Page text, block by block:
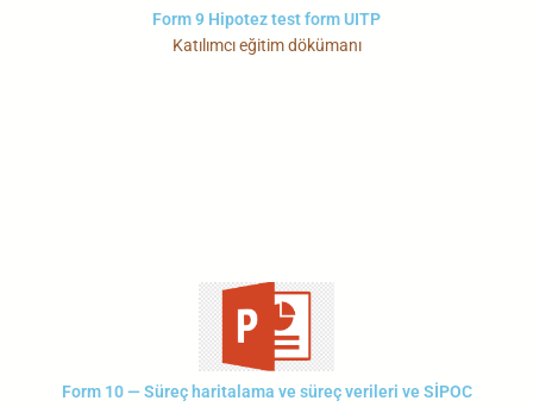
Form 9 Hipotez test form UITP
Katılımcı eğitim dökümanı
Form 10 — Süreç haritalama ve süreç verileri ve SİPOC